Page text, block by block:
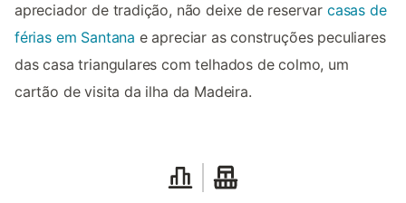
apreciador de tradição, não deixe de reservar casas de
férias em Santana e apreciar as construções peculiares
das casa triangulares com telhados de colmo, um
cartão de visita da ilha da Madeira.